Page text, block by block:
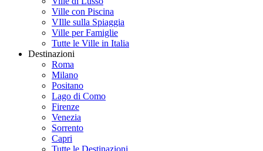
Ville con Piscina
VIlle sulla Spiaggia
Ville per Famiglie
Tutte le Ville in Italia
Destinazioni
Roma
Milano
Positano
Lago di Como
Firenze
Venezia
Sorrento
Capri
Tutte le Destinazioni